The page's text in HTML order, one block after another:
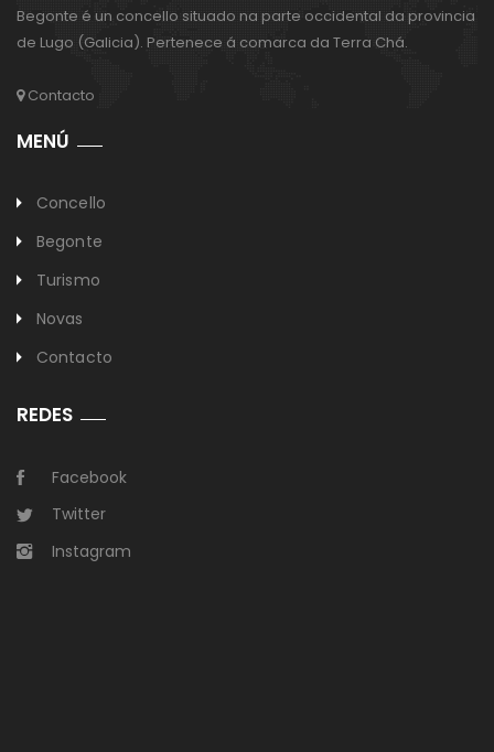
Begonte é un concello situado na parte occidental da provincia
de Lugo (Galicia). Pertenece á comarca da Terra Chá.
Contacto
MENÚ
Concello
Begonte
Turismo
Novas
Contacto
REDES
Facebook
Twitter
Instagram